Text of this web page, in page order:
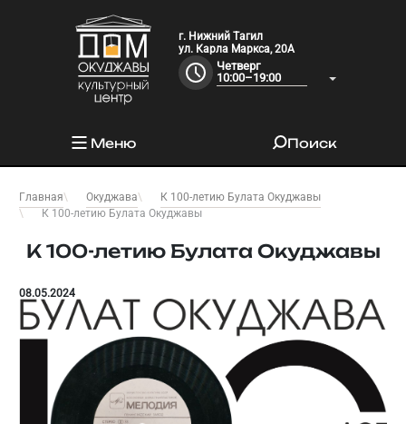
г. Нижний Тагил
ул. Карла Маркса, 20А
Четверг
10:00–19:00
Меню Поиск
Главная Окуджава
К 100-летию Булата Окуджавы
К 100-летию Булата Окуджавы
К 100-летию Булата Окуджавы
08.05.2024